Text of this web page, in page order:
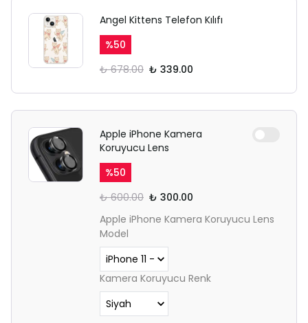
Angel Kittens Telefon Kılıfı
%50
₺ 678.00 ₺ 339.00
Apple iPhone Kamera
Koruyucu Lens
%50
₺ 600.00 ₺ 300.00
Apple iPhone Kamera Koruyucu Lens
Model
Kamera Koruyucu Renk